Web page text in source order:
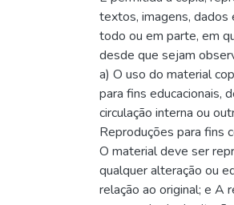
textos, imagens, dados
todo ou em parte, em
desde que sejam
a) O uso do material
para fins educacionais,
circulação interna ou
Reproduções para fins
O material deve ser
qualquer alteração ou
relação ao original; e A